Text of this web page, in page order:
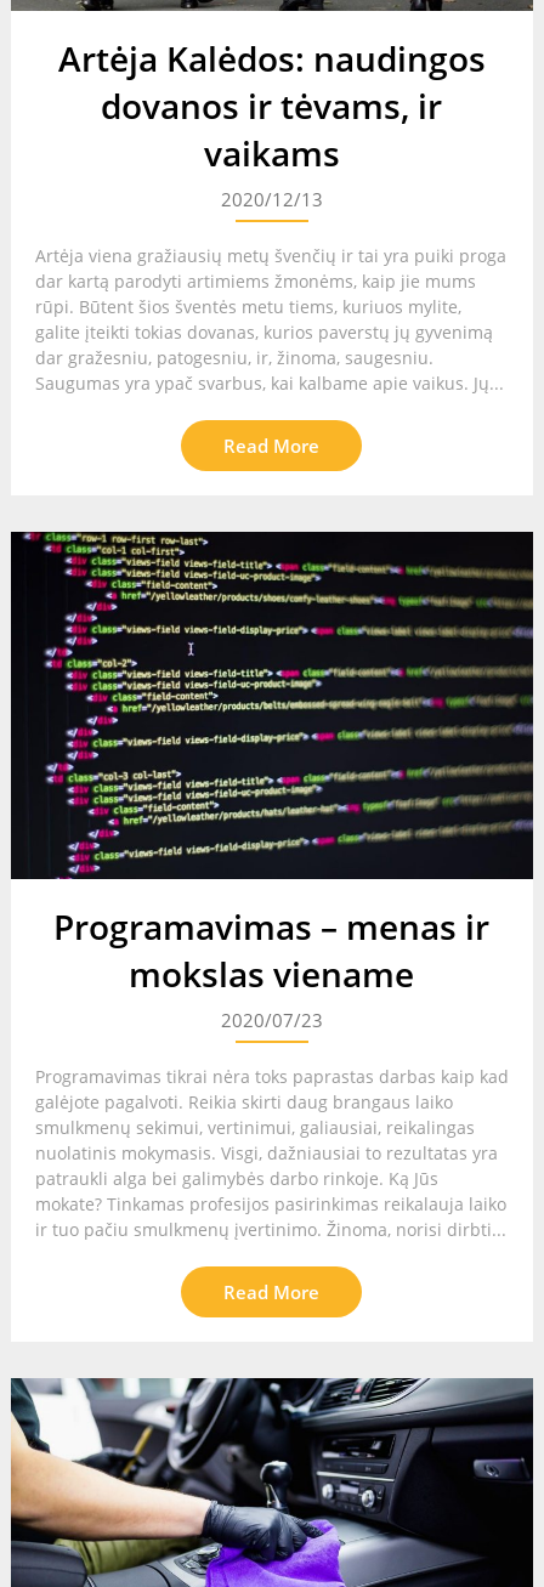
Artėja Kalėdos: naudingos
dovanos ir tėvams, ir
vaikams
2020/12/13
Artėja viena gražiausių metų švenčių ir tai yra puiki proga
dar kartą parodyti artimiems žmonėms, kaip jie mums
rūpi. Būtent šios šventės metu tiems, kuriuos mylite,
galite įteikti tokias dovanas, kurios paverstų jų gyvenimą
dar gražesniu, patogesniu, ir, žinoma, saugesniu.
Saugumas yra ypač svarbus, kai kalbame apie vaikus. Jų...
Read More
Programavimas – menas ir
mokslas viename
2020/07/23
Programavimas tikrai nėra toks paprastas darbas kaip kad
galėjote pagalvoti. Reikia skirti daug brangaus laiko
smulkmenų sekimui, vertinimui, galiausiai, reikalingas
nuolatinis mokymasis. Visgi, dažniausiai to rezultatas yra
patraukli alga bei galimybės darbo rinkoje. Ką Jūs
mokate? Tinkamas profesijos pasirinkimas reikalauja laiko
ir tuo pačiu smulkmenų įvertinimo. Žinoma, norisi dirbti...
Read More